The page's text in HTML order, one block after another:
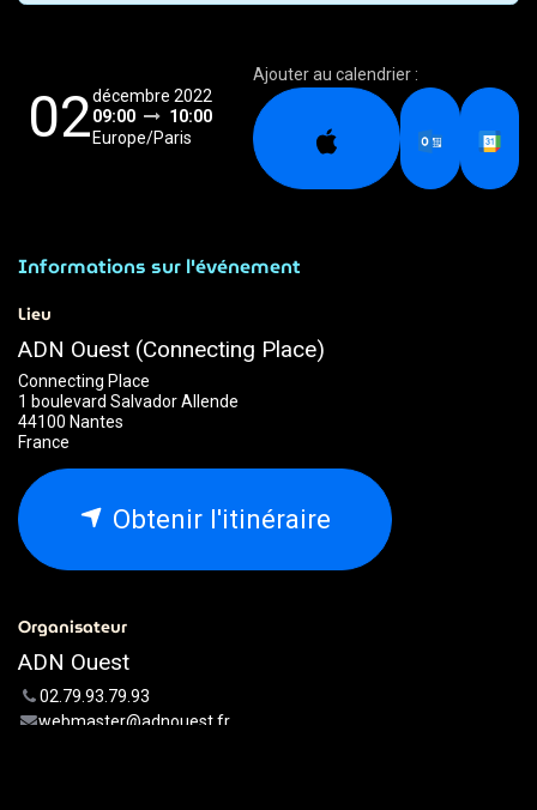
02décembre 2022
09:00
10:00
Europe/Paris
Ajouter au calendrier :
Informations sur l'événement
Lieu
ADN Ouest (Connecting Place)
Connecting Place
1 boulevard Salvador Allende
44100 Nantes
France
Obtenir l'itinéraire
Organisateur
ADN Ouest
02.79.93.79.93
webmaster@adnouest.fr